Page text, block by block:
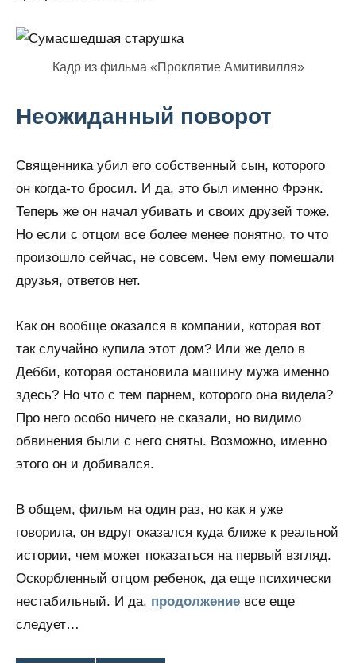
Кадр из фильма «Проклятие Амитивилля»
Неожиданный поворот
Священника убил его собственный сын, которого
он когда-то бросил. И да, это был именно Фрэнк.
Теперь же он начал убивать и своих друзей тоже.
Но если с отцом все более менее понятно, то что
произошло сейчас, не совсем. Чем ему помешали
друзья, ответов нет.
Как он вообще оказался в компании, которая вот
так случайно купила этот дом? Или же дело в
Дебби, которая остановила машину мужа именно
здесь? Но что с тем парнем, которого она видела?
Про него особо ничего не сказали, но видимо
обвинения были с него сняты. Возможно, именно
этого он и добивался.
В общем, фильм на один раз, но как я уже
говорила, он вдруг оказался куда ближе к реальной
истории, чем может показаться на первый взгляд.
Оскорбленный отцом ребенок, да еще психически
нестабильный. И да, продолжение все еще
следует…